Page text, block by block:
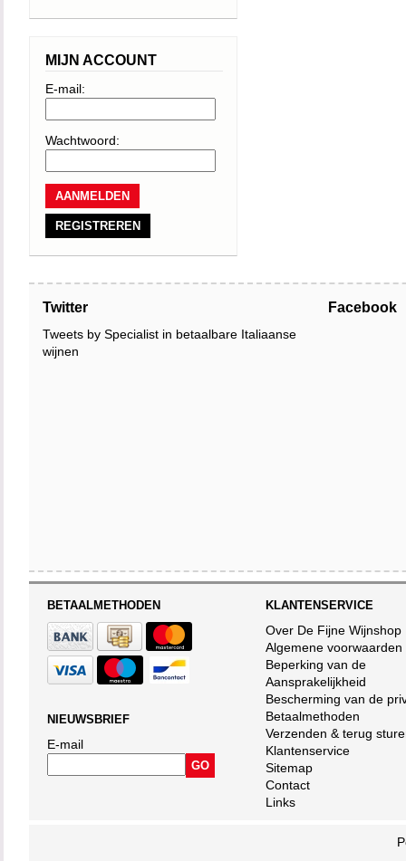
MIJN ACCOUNT
E-mail:
Wachtwoord:
REGISTREREN
Twitter
Tweets by Specialist in betaalbare Italiaanse
wijnen
Facebook
BETAALMETHODEN
NIEUWSBRIEF
E-mail
KLANTENSERVICE
Over De Fijne Wijnshop
Algemene voorwaarden
Beperking van de
Aansprakelijkheid
Bescherming van de
Betaalmethoden
Verzenden & terug
Klantenservice
Sitemap
Contact
Links